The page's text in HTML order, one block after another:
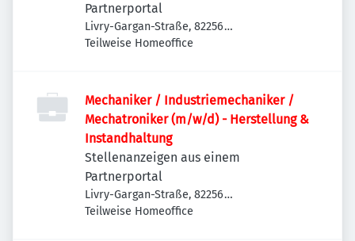
Partnerportal
Livry-Gargan-Straße, 82256
Fürstenfeldbruck, Deutschland
Teilweise Homeoffice
Mechaniker / Industriemechaniker /
Mechatroniker (m/w/d) - Herstellung &
Instandhaltung
Stellenanzeigen aus einem
Partnerportal
Livry-Gargan-Straße, 82256
Fürstenfeldbruck, Deutschland
Teilweise Homeoffice